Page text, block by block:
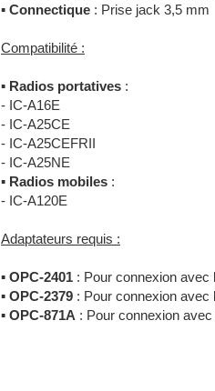
▪ Connectique : Prise jack 3,5 mm
Compatibilité :
▪ Radios portatives :
- IC-A16E
- IC-A25CE
- IC-A25CEFRII
- IC-A25NE
▪ Radios mobiles :
- IC-A120E
Adaptateurs requis :
▪ OPC-2401 : Pour connexion avec
▪ OPC-2379 : Pour connexion
▪ OPC-871A : Pour connexion